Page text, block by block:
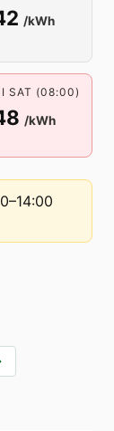
/kWh
SAT (08:00)
/kWh